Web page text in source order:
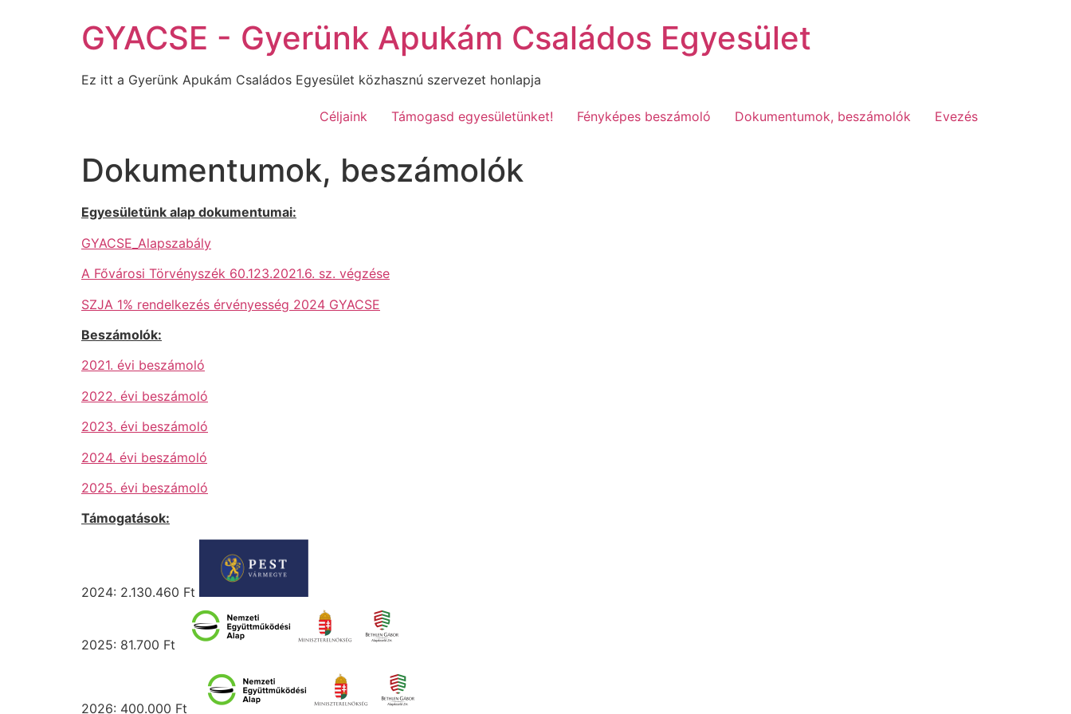
GYACSE - Gyerünk Apukám Családos Egyesület
Ez itt a Gyerünk Apukám Családos Egyesület közhasznú szervezet honlapja
Céljaink Támogasd egyesületünket! Fényképes beszámoló Dokumentumok, beszámolók Evezés
Dokumentumok, beszámolók
Egyesületünk alap dokumentumai:
GYACSE_Alapszabály
A Fővárosi Törvényszék 60.123.2021.6. sz. végzése
SZJA 1% rendelkezés érvényesség 2024 GYACSE
Beszámolók:
2021. évi beszámoló
2022. évi beszámoló
2023. évi beszámoló
2024. évi beszámoló
2025. évi beszámoló
Támogatások:
2024: 2.130.460 Ft
2025: 81.700 Ft
2026: 400.000 Ft